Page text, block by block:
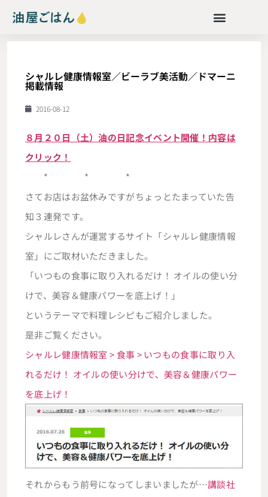
シャルレ健康情報室／ビーラブ美活動／ドマーニ
掲載情報
2016-08-12
８月２０日（土）油の日記念イベント開催！内容は
クリック！
* * *
さてお店はお盆休みですがちょっとたまっていた告
知３連発です。
シャルレさんが運営するサイト「シャルレ健康情報
室」にご取材いただきました。
「いつもの食事に取り入れるだけ！ オイルの使い分
けで、美容＆健康パワーを底上げ！」
というテーマで料理レシピもご紹介しました。
是非ご覧ください。
シャルレ健康情報室 > 食事 > いつもの食事に取り入
れるだけ！ オイルの使い分けで、美容＆健康パワー
を底上げ！
それからもう前号になってしまいましたが…講談社